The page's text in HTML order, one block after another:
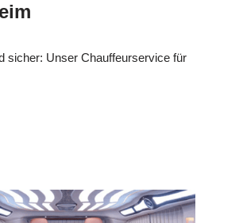
sicher: Unser Chauffeurservice für